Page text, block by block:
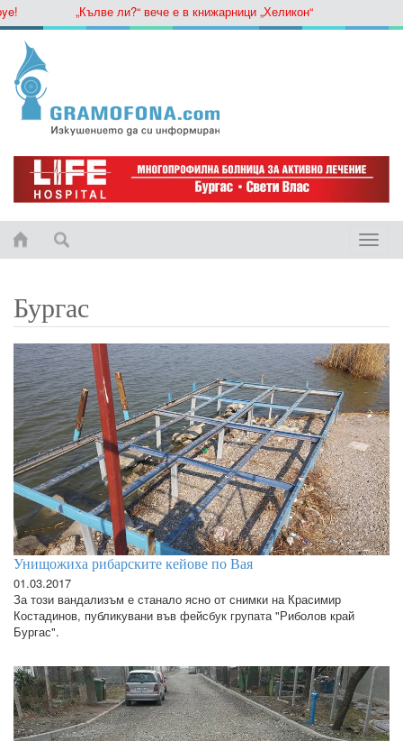
„Кълве ли?“ вече е в книжарници „Хеликон“
Toggle
Бургас
Унищожиха рибарските кейове по Вая
01.03.2017
За този вандализъм е станало ясно от снимки на Красимир
Костадинов, публикувани във фейсбук групата "Риболов край
Бургас".